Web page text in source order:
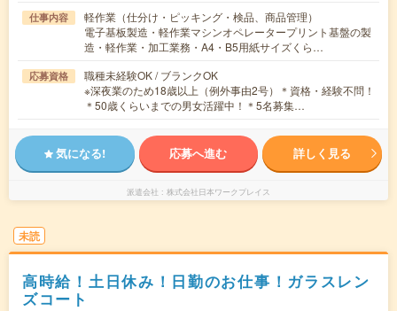
仕事内容
軽作業（仕分け・ピッキング・検品、商品管理）
電子基板製造・軽作業マシンオペレータープリント基盤の製
造・軽作業・加工業務・A4・B5用紙サイズくら…
応募資格
職種未経験OK / ブランクOK
※深夜業のため18歳以上（例外事由2号）＊資格・経験不問！
＊50歳くらいまでの男女活躍中！＊5名募集…
気になる! 応募へ進む 詳しく見る
派遣会社 株式会社日本ワークプレイス
未読
高時給！土日休み！日勤のお仕事！ガラスレン
ズコート